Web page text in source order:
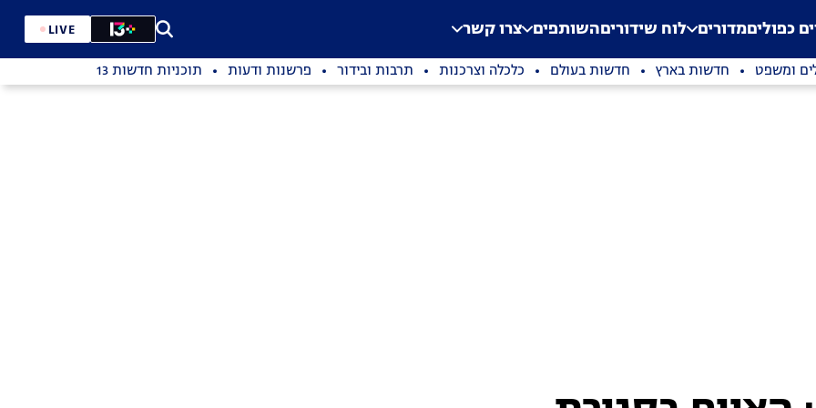
Application error: a
. כפוליםמדורים לוח שידוריםהשותפים צרו קשר LIVE
ומשפט חדשות בארץ חדשות בעולם כלכלה וצרכנות תרבות ובידור פרשנות ודעות תוכניות חדשות 13